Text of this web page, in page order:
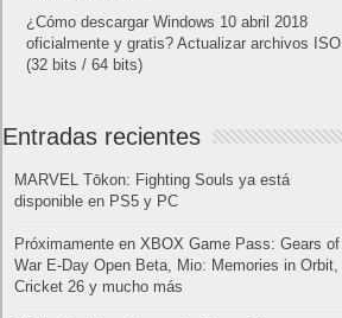
¿Cómo descargar Windows 10 abril 2018
oficialmente y gratis? Actualizar archivos ISO
(32 bits / 64 bits)
Entradas recientes
MARVEL Tōkon: Fighting Souls ya está
disponible en PS5 y PC
Próximamente en XBOX Game Pass: Gears of
War E-Day Open Beta, Mio: Memories in Orbit,
Cricket 26 y mucho más